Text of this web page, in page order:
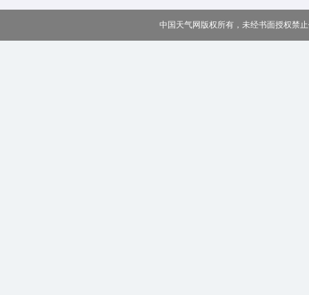
中国天气网版权所有，未经书面授权